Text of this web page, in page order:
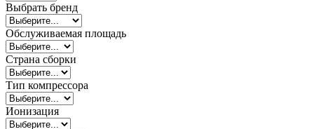
Выбрать бренд
Обслуживаемая площадь
Страна сборки
Тип компрессора
Ионизация